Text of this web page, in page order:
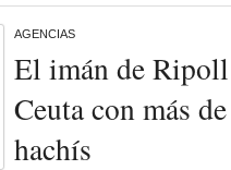
AGENCIAS
El imán de
Ceuta con más
hachís